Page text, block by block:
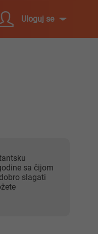
Uloguj se
sa čijom
slagati